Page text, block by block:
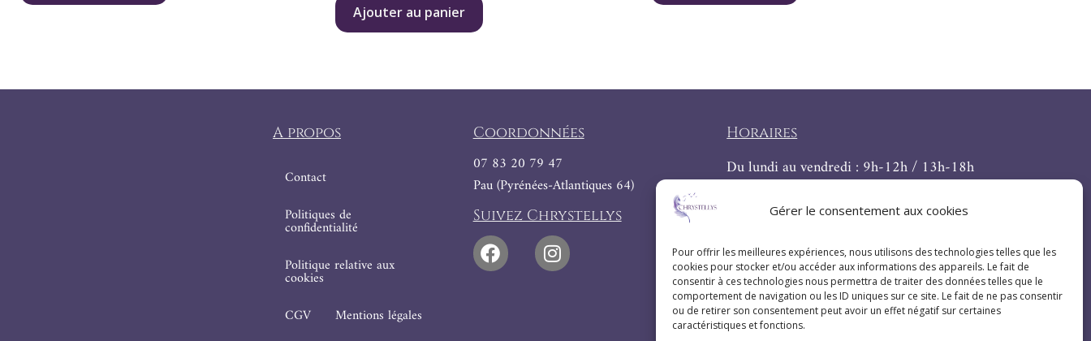
Gérer le consentement aux cookies
Pour offrir les meilleures expériences, nous utilisons des technologies telles que les
cookies pour stocker et/ou accéder aux informations des appareils. Le fait de
consentir à ces technologies nous permettra de traiter des données telles que le
comportement de navigation ou les ID uniques sur ce site. Le fait de ne pas consentir
ou de retirer son consentement peut avoir un effet négatif sur certaines
caractéristiques et fonctions.
Ajouter au panier
A propos
Contact
Politiques de
confidentialité
Politique relative aux
cookies
CGV
Mentions légales
Coordonnées
07 83 20 79 47
Pau (Pyrénées-Atlantiques 64)
Suivez Chrystellys
Horaires
Du lundi au vendredi : 9h-12h / 13h-18h
Le samedi : 9h-12h